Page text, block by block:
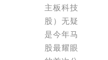
主板科技
股）无疑
是今年马
股最耀眼